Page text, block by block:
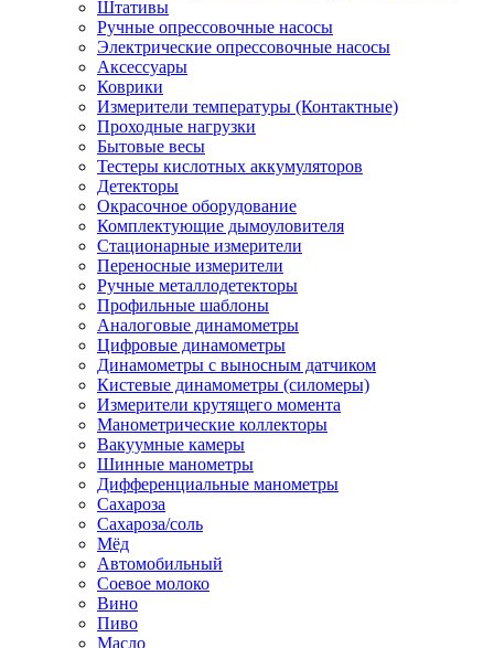
Штативы
Ручные опрессовочные насосы
Электрические опрессовочные насосы
Аксессуары
Коврики
Измерители температуры (Контактные)
Проходные нагрузки
Бытовые весы
Тестеры кислотных аккумуляторов
Детекторы
Окрасочное оборудование
Комплектующие дымоуловителя
Стационарные измерители
Переносные измерители
Ручные металлодетекторы
Профильные шаблоны
Аналоговые динамометры
Цифровые динамометры
Динамометры с выносным датчиком
Кистевые динамометры (силомеры)
Измерители крутящего момента
Манометрические коллекторы
Вакуумные камеры
Шинные манометры
Дифференциальные манометры
Сахароза
Сахароза/соль
Мёд
Автомобильный
Соевое молоко
Вино
Пиво
Масло